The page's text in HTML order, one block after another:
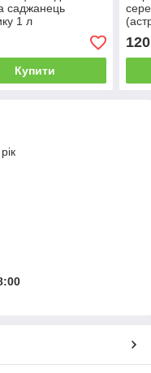
саджанець
1 л
Купити
120